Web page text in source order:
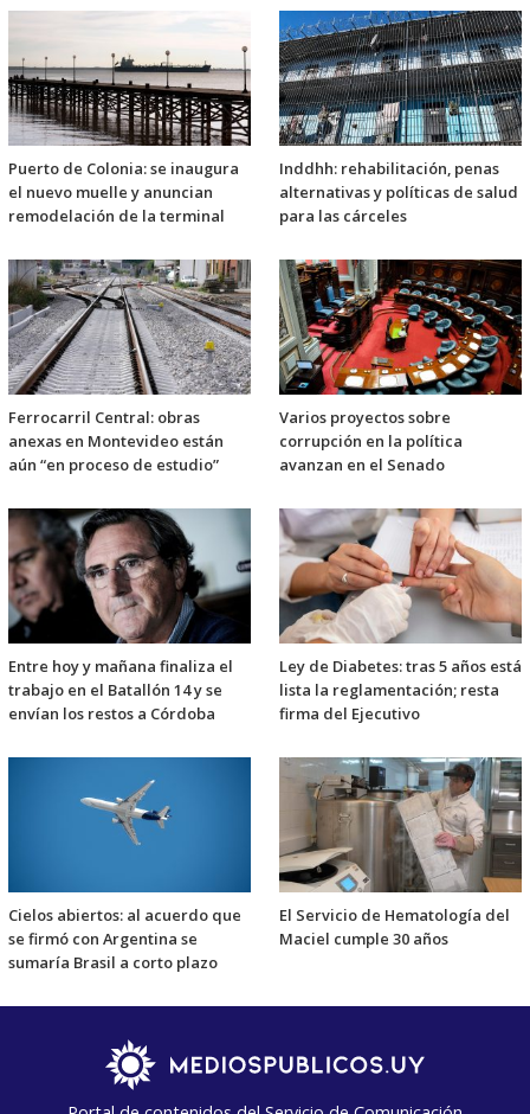
Puerto de Colonia: se inaugura
el nuevo muelle y anuncian
remodelación de la terminal
Inddhh: rehabilitación, penas
alternativas y políticas de salud
para las cárceles
Ferrocarril Central: obras
anexas en Montevideo están
aún “en proceso de estudio”
Varios proyectos sobre
corrupción en la política
avanzan en el Senado
Entre hoy y mañana finaliza el
trabajo en el Batallón 14 y se
envían los restos a Córdoba
Ley de Diabetes: tras 5 años está
lista la reglamentación; resta
firma del Ejecutivo
Cielos abiertos: al acuerdo que
se firmó con Argentina se
sumaría Brasil a corto plazo
El Servicio de Hematología del
Maciel cumple 30 años